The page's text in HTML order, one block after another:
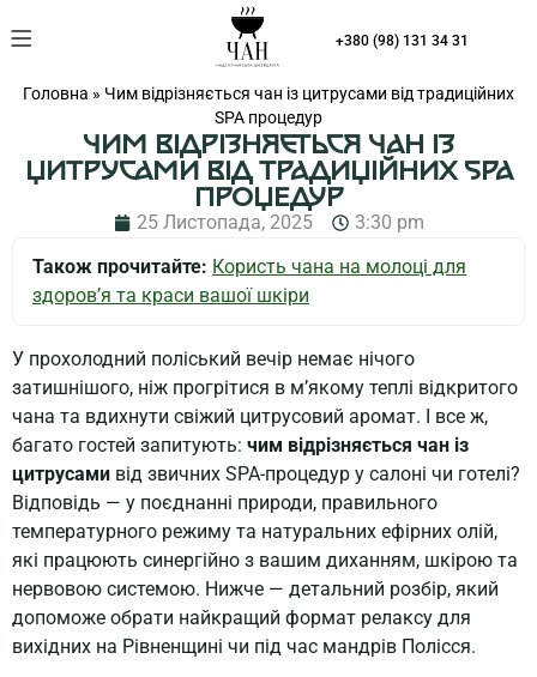
+380 (98) 131 34 31
Головна » Чим відрізняється чан із цитрусами від традиційних
SPA процедур
ЧИМ ВІДРІЗНЯЄТЬСЯ ЧАН ІЗ
ЦИТРУСАМИ ВІД ТРАДИЦІЙНИХ SPA
ПРОЦЕДУР
25 Листопада, 2025
3:30 pm
Також прочитайте: Користь чана на молоці для
здоров’я та краси вашої шкіри
У прохолодний поліський вечір немає нічого
затишнішого, ніж прогрітися в м’якому теплі відкритого
чанa та вдихнути свіжий цитрусовий аромат. І все ж,
багато гостей запитують: чим відрізняється чан із
цитрусами від звичних SPA-процедур у салоні чи готелі?
Відповідь — у поєднанні природи, правильного
температурного режиму та натуральних ефірних олій,
які працюють синергійно з вашим диханням, шкірою та
нервовою системою. Нижче — детальний розбір, який
допоможе обрати найкращий формат релаксу для
вихідних на Рівненщині чи під час мандрів Полісся.